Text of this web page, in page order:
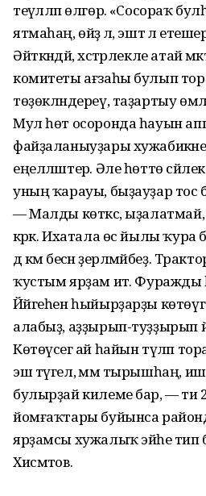
теүәлләп өлгөрә. «Сосораҡ
ятмаһаң, өйҙә лә, эштә лә
Әйткәндәй, хәстәрлекле атай
комитеты ағзаһы булып
төҙөкләндереү, таҙартыу
Мул һөт осоронда һауын
файҙаланыуҙары
еңелләштерә. Әле һөттө
уның ҡарауы, быҙауҙар тос
— Малды көткәс,
кәрәк. Ихатала өс йылы ҡура
дә кәм бесән әҙерләмәйбеҙ.
ҡустым ярҙам итә.
Йәйгеһен һыйырҙарҙы
алабыҙ, аҙҙырып-туҙҙырып
Көтөүсегә ай һайын түләп
эш түгел, әммә тырышһаң,
булырҙай килеме бар, — ти
йомғаҡтары буйынса
ярҙамсы хужалыҡ эйәһе тип
Хисмәтов.